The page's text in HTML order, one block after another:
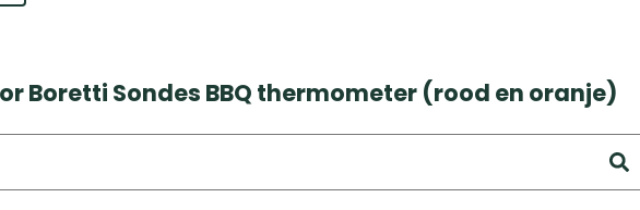
Boretti Sondes BBQ thermometer (rood en oranje)